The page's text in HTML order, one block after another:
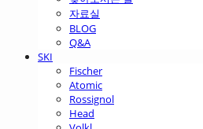
자료실
BLOG
Q&A
SKI
Fischer
Atomic
Rossignol
Head